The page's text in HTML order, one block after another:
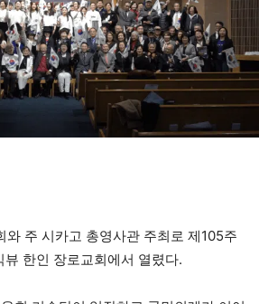
와 주 시카고 총영사관 주최로 제105주
뷰 한인 장로교회에서 열렸다.